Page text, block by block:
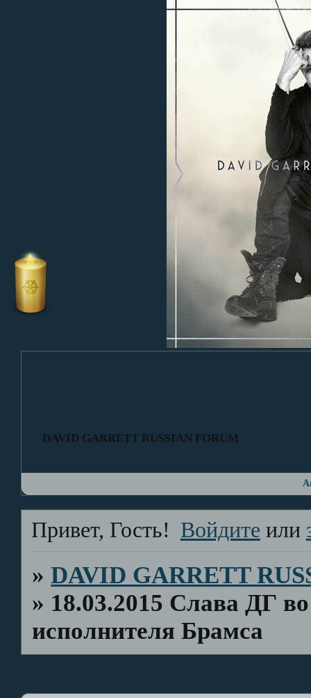
DAVID GARRETT RUSSIAN FORUM
Привет, Гость! Войдите или
»DAVID GARRETT
» 18.03.2015 Слава ДГ
исполнителя Брамса